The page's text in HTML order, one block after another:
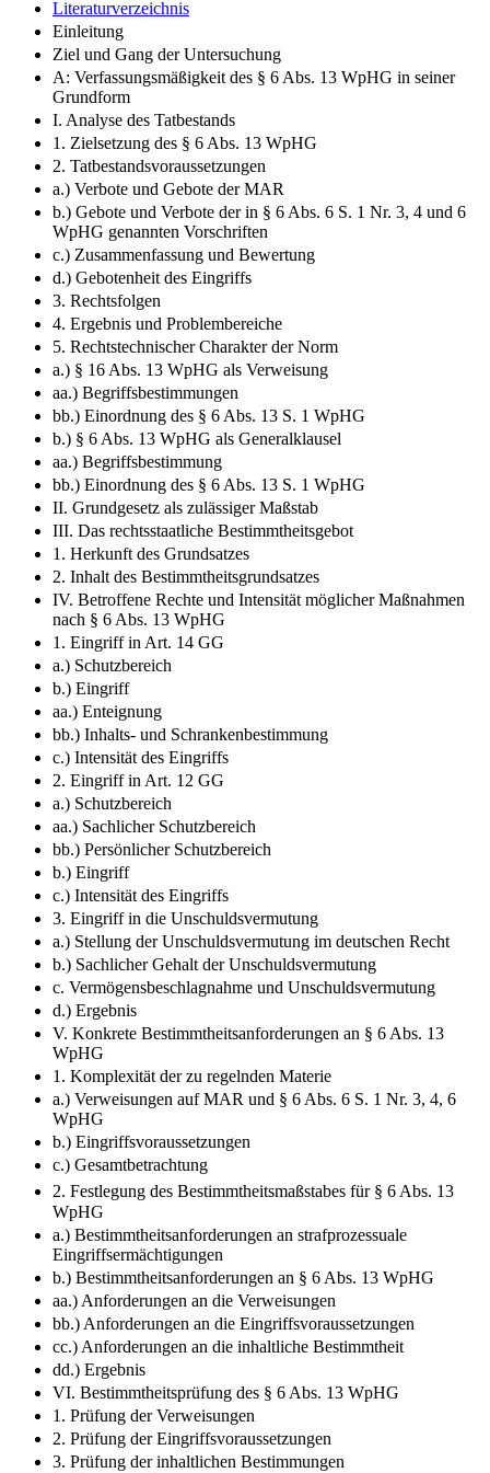
Literaturverzeichnis
Einleitung
Ziel und Gang der Untersuchung
A: Verfassungsmäßigkeit des § 6 Abs. 13 WpHG in seiner
Grundform
I. Analyse des Tatbestands
1. Zielsetzung des § 6 Abs. 13 WpHG
2. Tatbestandsvoraussetzungen
a.) Verbote und Gebote der MAR
b.) Gebote und Verbote der in § 6 Abs. 6 S. 1 Nr. 3, 4 und 6
WpHG genannten Vorschriften
c.) Zusammenfassung und Bewertung
d.) Gebotenheit des Eingriffs
3. Rechtsfolgen
4. Ergebnis und Problembereiche
5. Rechtstechnischer Charakter der Norm
a.) § 16 Abs. 13 WpHG als Verweisung
aa.) Begriffsbestimmungen
bb.) Einordnung des § 6 Abs. 13 S. 1 WpHG
b.) § 6 Abs. 13 WpHG als Generalklausel
aa.) Begriffsbestimmung
bb.) Einordnung des § 6 Abs. 13 S. 1 WpHG
II. Grundgesetz als zulässiger Maßstab
III. Das rechtsstaatliche Bestimmtheitsgebot
1. Herkunft des Grundsatzes
2. Inhalt des Bestimmtheitsgrundsatzes
IV. Betroffene Rechte und Intensität möglicher Maßnahmen
nach § 6 Abs. 13 WpHG
1. Eingriff in Art. 14 GG
a.) Schutzbereich
b.) Eingriff
aa.) Enteignung
bb.) Inhalts- und Schrankenbestimmung
c.) Intensität des Eingriffs
2. Eingriff in Art. 12 GG
a.) Schutzbereich
aa.) Sachlicher Schutzbereich
bb.) Persönlicher Schutzbereich
b.) Eingriff
c.) Intensität des Eingriffs
3. Eingriff in die Unschuldsvermutung
a.) Stellung der Unschuldsvermutung im deutschen Recht
b.) Sachlicher Gehalt der Unschuldsvermutung
c. Vermögensbeschlagnahme und Unschuldsvermutung
d.) Ergebnis
V. Konkrete Bestimmtheitsanforderungen an § 6 Abs. 13
WpHG
1. Komplexität der zu regelnden Materie
a.) Verweisungen auf MAR und § 6 Abs. 6 S. 1 Nr. 3, 4, 6
WpHG
b.) Eingriffsvoraussetzungen
c.) Gesamtbetrachtung
2. Festlegung des Bestimmtheitsmaßstabes für § 6 Abs. 13
WpHG
a.) Bestimmtheitsanforderungen an strafprozessuale
Eingriffsermächtigungen
b.) Bestimmtheitsanforderungen an § 6 Abs. 13 WpHG
aa.) Anforderungen an die Verweisungen
bb.) Anforderungen an die Eingriffsvoraussetzungen
cc.) Anforderungen an die inhaltliche Bestimmtheit
dd.) Ergebnis
VI. Bestimmtheitsprüfung des § 6 Abs. 13 WpHG
1. Prüfung der Verweisungen
2. Prüfung der Eingriffsvoraussetzungen
3. Prüfung der inhaltlichen Bestimmungen